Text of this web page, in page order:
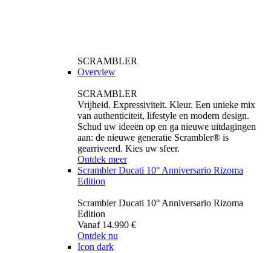
SCRAMBLER
Overview
SCRAMBLER
Vrijheid. Expressiviteit. Kleur. Een unieke mix
van authenticiteit, lifestyle en modern design.
Schud uw ideeën op en ga nieuwe uitdagingen
aan: de nieuwe generatie Scrambler® is
gearriveerd. Kies uw sfeer.
Ontdek meer
Scrambler Ducati 10° Anniversario Rizoma
Edition
Scrambler Ducati 10° Anniversario Rizoma
Edition
Vanaf 14.990 €
Ontdek nu
Icon dark